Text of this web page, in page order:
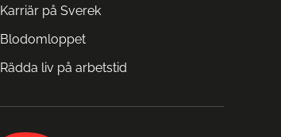
Karriär på Sverek
Blodomloppet
Rädda liv på arbetstid